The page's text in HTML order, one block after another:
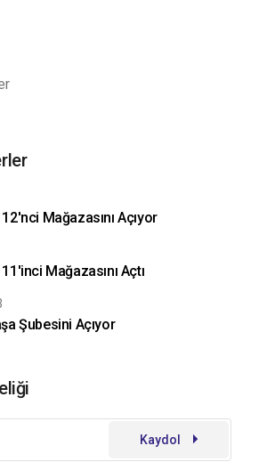
Mağazasını Açıyor
Mağazasını Açtı
Şubesini Açıyor
Kaydol